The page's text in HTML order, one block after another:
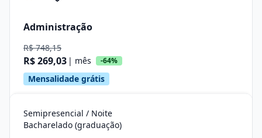
Administração
R$ 748,15
R$ 269,03 | mês -64%
Mensalidade grátis
Semipresencial / Noite
Bacharelado (graduação)